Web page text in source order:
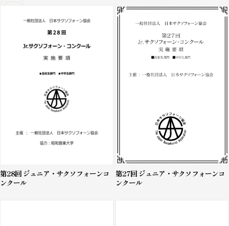
第28回 ジュニア・サクソフォーンコ
ンクール
第27回 ジュニア・サクソフォーンコ
ンクール